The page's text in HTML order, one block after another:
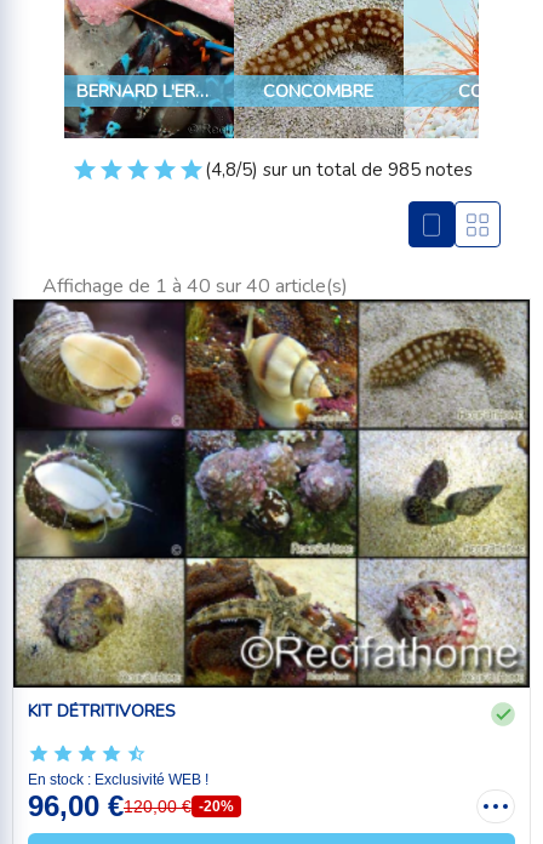
BERNARD L'ERMITE CONCOMBRE COQUE
(4,8/5) sur un total de 985 notes
Affichage de 1 à 40 sur 40 article(s)
KIT DÉTRITIVORES
En stock : Exclusivité WEB !
96,00 €120,00 € -20%